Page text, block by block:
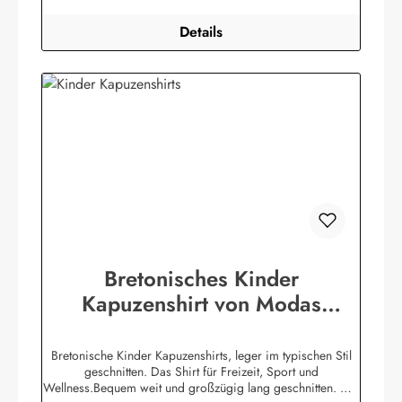
Details
Bretonisches Kinder
Kapuzenshirt von Modas
Bretonische Kinder Kapuzenshirts, leger im typischen Stil
geschnitten. Das Shirt für Freizeit, Sport und
Wellness.Bequem weit und großzügig lang geschnitten. Die